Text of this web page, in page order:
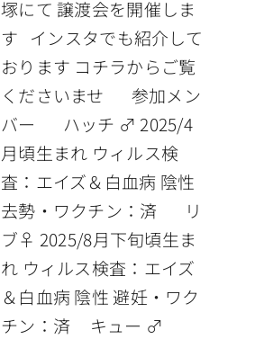
塚にて 譲渡会を開催しま
す インスタでも紹介して
おります コチラからご覧
くださいませ 参加メン
バー ハッチ ♂ 2025/4
月頃生まれ ウィルス検
査：エイズ＆白血病 陰性
去勢・ワクチン：済 リ
ブ♀ 2025/8月下旬頃生ま
れ ウィルス検査：エイズ
＆白血病 陰性 避妊・ワク
チン：済 キュー ♂